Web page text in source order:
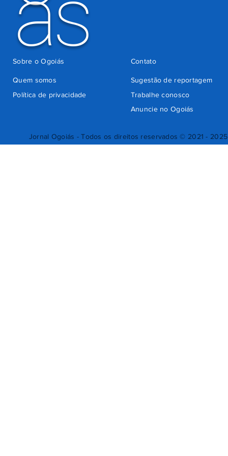
Jornal Ogoiás - Todos os direitos reservados © 2021 - 2025
Quem somos
Sugestão de reportagem
Trabalhe conosco
Política de privacidade
Anuncie no Ogoiás
Contato
Sobre o Ogoiás